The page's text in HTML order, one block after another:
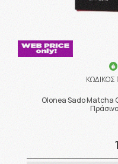
ΚΩΔΙΚΟΣ
Olonea Sado Matcha